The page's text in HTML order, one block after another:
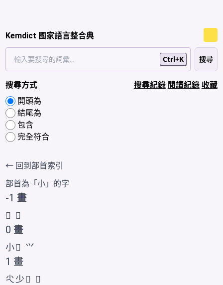
Kemdict 國家語言整合典
Ctrl+K
搜尋方式
開頭為
結尾為
包含
完全符合
搜尋紀錄 閱讀紀錄 收藏
← 回到部首索引
部首為「小 」的字
-1 畫
𰍧 𰍨
0 畫
小𡭔 𭕄
1 畫
尐 少𡭕 𡭖